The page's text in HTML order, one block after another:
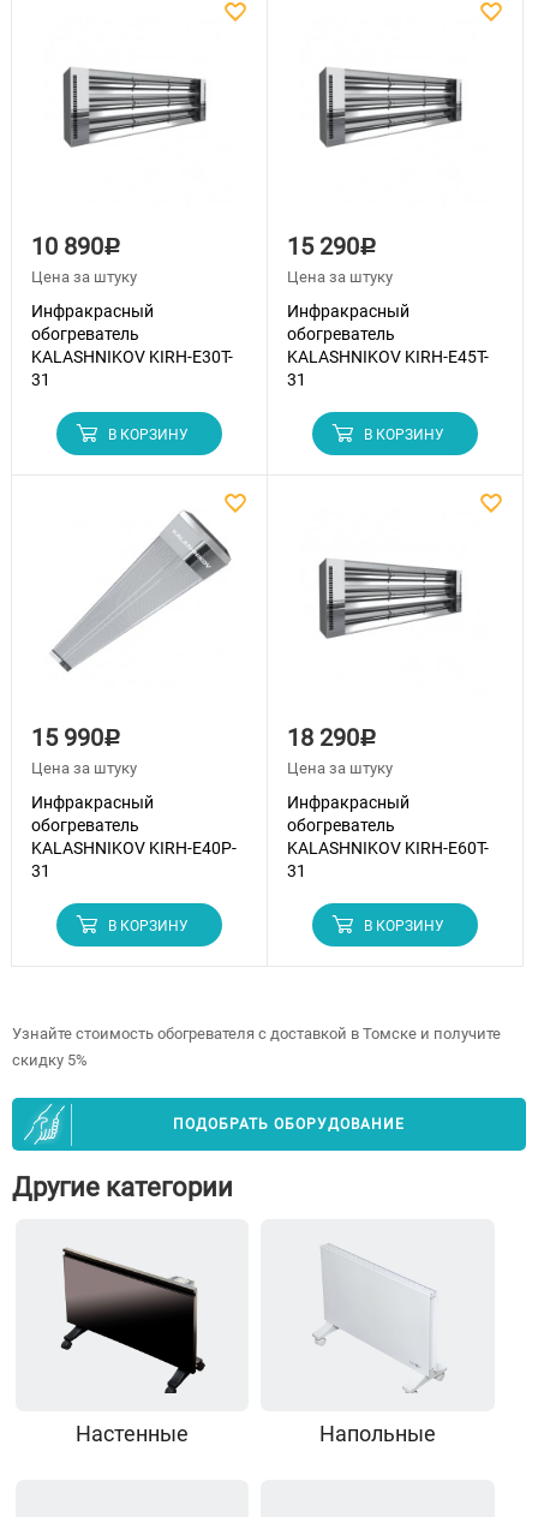
10 890Р
Цена за штуку
Инфракрасный
обогреватель
KALASHNIKOV KIRH-E30T-
31
В КОРЗИНУ
15 290Р
Цена за штуку
Инфракрасный
обогреватель
KALASHNIKOV KIRH-E45T-
31
В КОРЗИНУ
15 990Р
Цена за штуку
Инфракрасный
обогреватель
KALASHNIKOV KIRH-E40P-
31
В КОРЗИНУ
18 290Р
Цена за штуку
Инфракрасный
обогреватель
KALASHNIKOV KIRH-E60T-
31
В КОРЗИНУ
Узнайте стоимость обогревателя с доставкой в Томске и получите
скидку 5%
ПОДОБРАТЬ ОБОРУДОВАНИЕ
Другие категории
Настенные Напольные